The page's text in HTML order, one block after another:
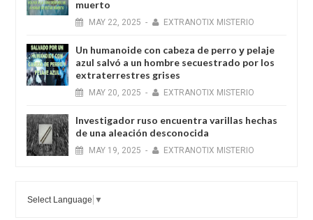
muerto
MAY 22, 2025 - EXTRANOTIX MISTERIO
Un humanoide con cabeza de perro у pelaje
azul salvó a un hombre secuestrado por los
extraterrestres grises
MAY 20, 2025 - EXTRANOTIX MISTERIO
Investigador ruso encuentra varillas hechas
de una aleación desconocida
MAY 19, 2025 - EXTRANOTIX MISTERIO
Select Language ▼